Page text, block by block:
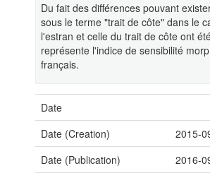
Du fait des différences pouvant
sous le terme "trait de côte" dans le
l'estran et celle du trait de côte ont
représente l'indice de sensibilité
français.
Date
Date (Creation)
2015-
Date (Publication)
2016-